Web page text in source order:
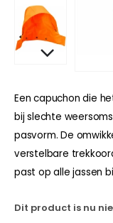
Een capuchon die
bij slechte
pasvorm. De
verstelbare
past op alle jassen
Dit product is nu